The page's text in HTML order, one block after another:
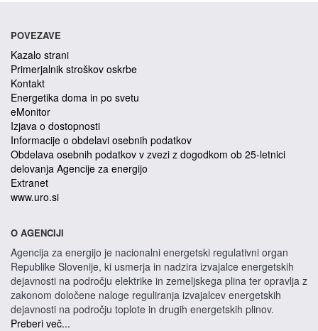
POVEZAVE
Kazalo strani
Primerjalnik stroškov oskrbe
Kontakt
Energetika doma in po svetu
eMonitor
Izjava o dostopnosti
Informacije o obdelavi osebnih podatkov
Obdelava osebnih podatkov v zvezi z dogodkom ob 25-letnici
delovanja Agencije za energijo
Extranet
www.uro.si
O AGENCIJI
Agencija za energijo je nacionalni energetski regulativni organ
Republike Slovenije, ki usmerja in nadzira izvajalce energetskih
dejavnosti na področju elektrike in zemeljskega plina ter opravlja z
zakonom določene naloge reguliranja izvajalcev energetskih
dejavnosti na področju toplote in drugih energetskih plinov.
Preberi več...